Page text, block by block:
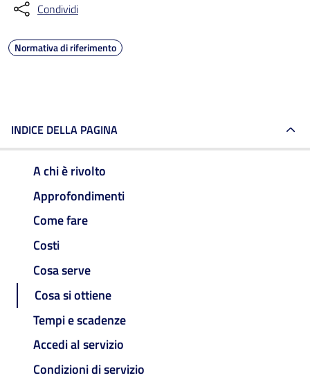
Condividi
Normativa di riferimento
INDICE DELLA PAGINA
A chi è rivolto
Approfondimenti
Come fare
Costi
Cosa serve
Cosa si ottiene
Tempi e scadenze
Accedi al servizio
Condizioni di servizio